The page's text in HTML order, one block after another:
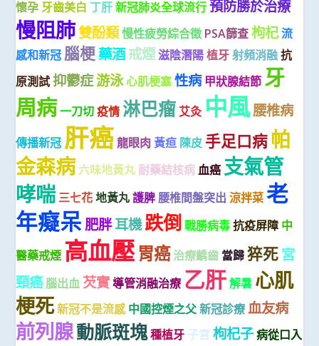
懷孕 牙齒美白 丁肝 新冠肺炎全球流行 預防勝於治療
慢阻肺雙酚類慢性疲勞綜合徵 PSA篩查 枸杞流
感和新冠 腦梗藥酒戒煙滋陰潛陽 植牙 射頻消融 抗
原測試 抑鬱症游泳心肌梗塞 性病 甲狀腺結節 牙
周病 一刀切 疫情 淋巴瘤 艾灸 中風腰椎病
傳播新冠 肝癌 龍眼肉 黃疸 陳皮 手足口病帕
金森病 六味地黃丸 耐藥結核病 血癌 支氣管
哮喘 三七花 地黃丸 護脾 腰椎間盤突出 涼拌菜 老
年癡呆 肥胖耳機跌倒 戰勝病毒 抗疫屏障 中
醫藥戒煙 高血壓 胃癌 治療齲齒 當歸 猝死宮
頸癌 腦出血 芡實導管消融治療 乙肝 解暑 心肌
梗死新冠不是流感 中國控煙之父 新冠診療 血友病
前列腺動脈斑塊種植牙 子宮 枸杞子病從口入